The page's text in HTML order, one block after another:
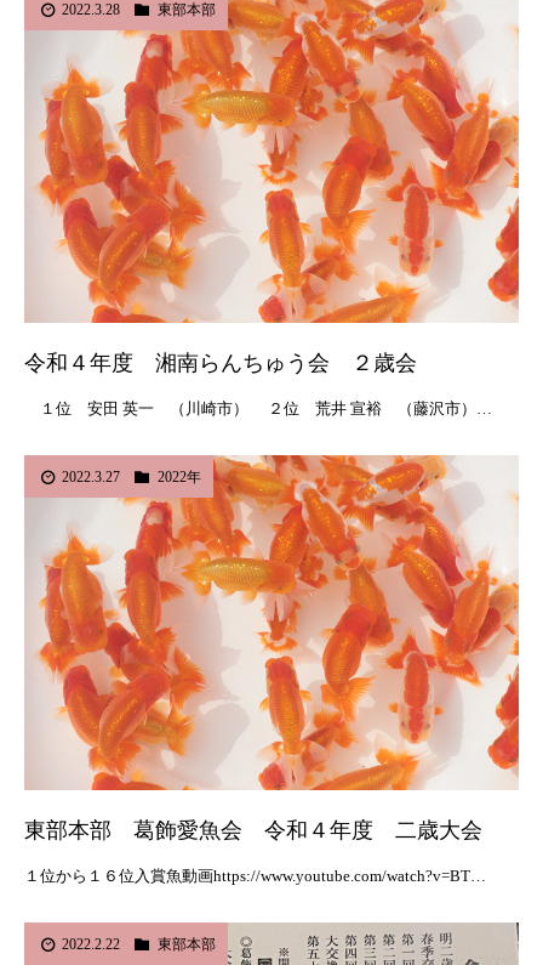
2022.3.28 東部本部
令和４年度 湘南らんちゅう会 ２歳会
１位 安田 英一 （川崎市） ２位 荒井 宣裕 （藤沢市）…
2022.3.27 2022年
東部本部 葛飾愛魚会 令和４年度 二歳大会
１位から１６位入賞魚動画https://www.youtube.com/watch?v=BT…
2022.2.22 東部本部